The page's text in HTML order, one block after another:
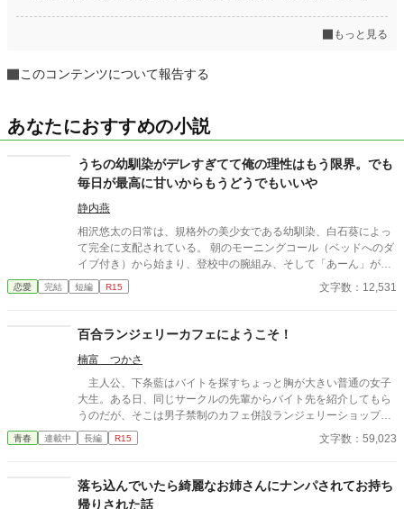
もっと見る
このコンテンツについて報告する
あなたにおすすめの小説
うちの幼馴染がデレすぎてて俺の理性はもう限界。でも
毎日が最高に甘いからもうどうでもいいや
静内燕
相沢悠太の日常は、規格外の美少女である幼馴染、白石葵によっ
て完全に支配されている。 朝のモーニングコール（ベッドへのダ
イブ付き）から始まり、登校中の腕組み、そして「あーん」が義
務付けられた手作り弁当。誰もが羨むラブラブっぷりだが、悠太
はこれを「家族愛」だと頑なに誤解（無視）している。 「ゆーた
の一途。周囲の冷やかしや、葵を狙う男子生徒のプレッシャーが
高まる中、悠太の**「幼馴染フィルター」**はついに限界を迎え
る。 この溺愛っぷり、いつまで「家族」で通せるのか？ 甘すぎる
日常が、悠太の鈍感な理性を溶かし尽くす――最初からクライマ
ックスの、超高濃度イチャイチャ・ラブコメ、開幕！
恋愛 完結 短編 R15 文字数：12,531
百合ランジェリーカフェにようこそ！
楠富 つかさ
主人公、下条藍はバイトを探すちょっと胸が大きい普通の女子
大生。ある日、同じサークルの先輩からバイト先を紹介してもら
うのだが、そこは男子禁制のカフェ併設ランジェリーショップ
で！？ ちょっとハレンチなお仕事カフェライフ、始まりま
す！！ ※この物語はフィクションであり実在の人物・団体・法律
成できないのでビキニで代用しています。
青春 連載中 長編 R15 文字数：59,023
落ち込んでいたら綺麗なお姉さんにナンパされてお持ち
帰りされた話